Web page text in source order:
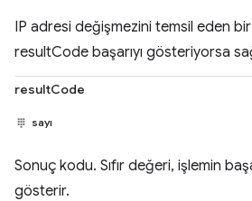
IP adresi değişmezini temsil eden bir
resultCode başarıyı gösteriyorsa
resultCode
sayı
Sonuç kodu. Sıfır değeri, işlemin
gösterir.